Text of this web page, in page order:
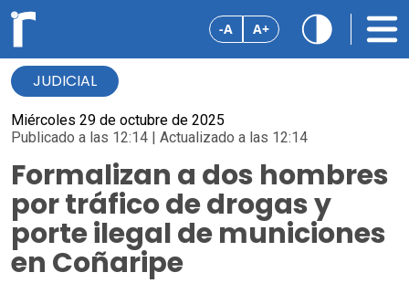
-A A+
JUDICIAL
Miércoles 29 de octubre de 2025
Publicado a las 12:14 | Actualizado a las 12:14
Formalizan a dos hombres
por tráfico de drogas y
porte ilegal de municiones
en Coñaripe